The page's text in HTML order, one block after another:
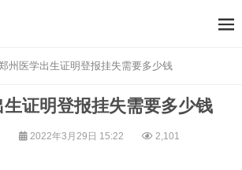
州医学出生证明登报挂失需要多少钱
证明登报挂失需要多少钱
2022年3月29日 15:22 2,101